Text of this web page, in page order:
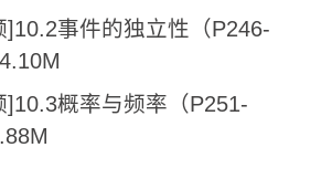
事件的独立性（P246-
概率与频率（P251-